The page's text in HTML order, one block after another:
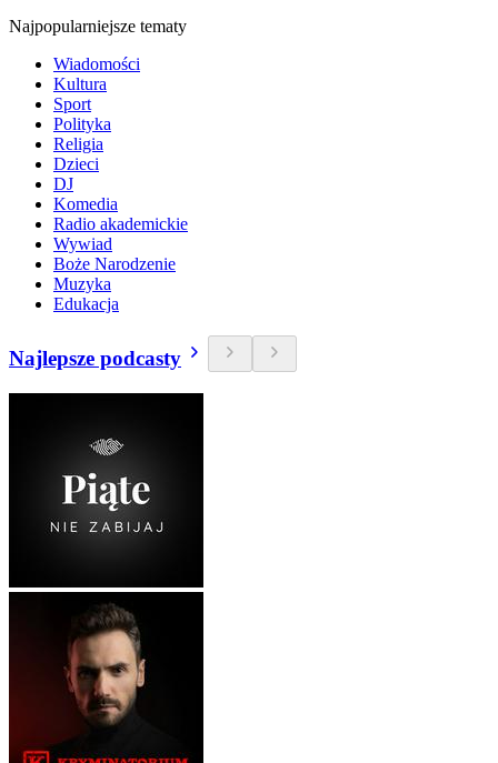
Najpopularniejsze tematy
Wiadomości
Kultura
Sport
Polityka
Religia
Dzieci
DJ
Komedia
Radio akademickie
Wywiad
Boże Narodzenie
Muzyka
Edukacja
Najlepsze podcasty